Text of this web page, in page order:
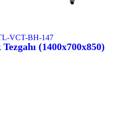
VCT-BH-147
(1400x700x850)